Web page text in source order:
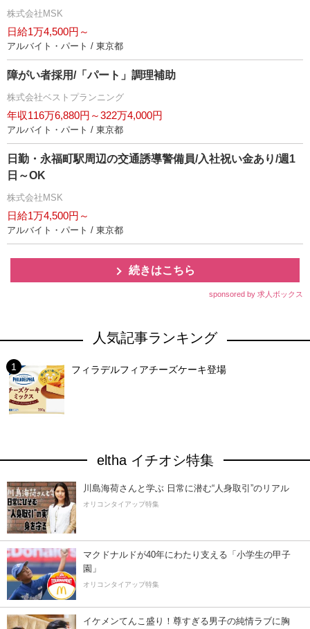
株式会社MSK
日給1万4,500円～
アルバイト・パート / 東京都
障がい者採用/「パート」調理補助
株式会社ベストプランニング
年収116万6,880円～322万4,000円
アルバイト・パート / 東京都
日勤・永福町駅周辺の交通誘導警備員/入社祝い金あり/週1
日～OK
株式会社MSK
日給1万4,500円～
アルバイト・パート / 東京都
続きはこちら
sponsored by 求人ボックス
人気記事ランキング
フィラデルフィアチーズケーキ登場
eltha イチオシ特集
川島海荷さんと学ぶ 日常に潜む“人身取引”のリアル
オリコンタイアップ特集
マクドナルドが40年にわたり支える「小学生の甲子
園」
オリコンタイアップ特集
イケメンてんこ盛り！尊すぎる男子の純情ラブに胸